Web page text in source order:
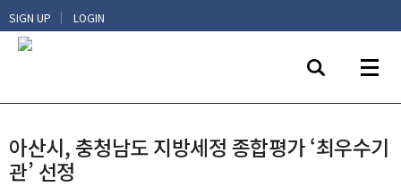
SIGN UP | LOGIN
아산시, 충청남도 지방세정 종합평가 ‘최우수기
관’ 선정